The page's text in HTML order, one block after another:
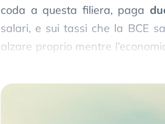
coda a questa filiera, paga
salari, e sui tassi che la BCE
alzare proprio mentre